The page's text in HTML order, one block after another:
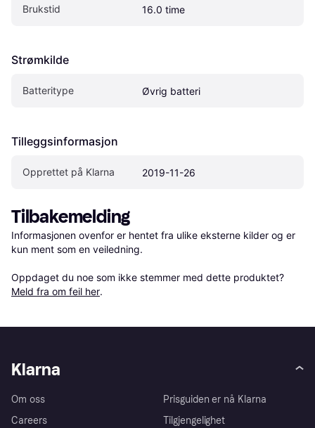
Brukstid 16.0 time
Strømkilde
Batteritype Øvrig batteri
Tilleggsinformasjon
Opprettet på Klarna 2019-11-26
Tilbakemelding
Informasjonen ovenfor er hentet fra ulike eksterne kilder og er
kun ment som en veiledning.
Oppdaget du noe som ikke stemmer med dette produktet?
Meld fra om feil her.
Klarna
Om oss
Careers
Prisguiden er nå Klarna
Tilgjengelighet